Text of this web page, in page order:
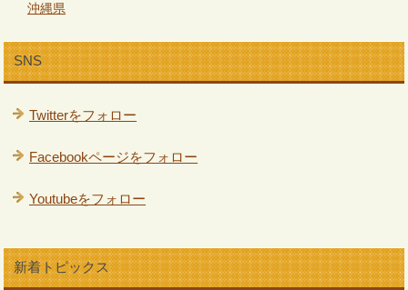
沖縄県
SNS
Twitterをフォロー
Facebookページをフォロー
Youtubeをフォロー
新着トピックス